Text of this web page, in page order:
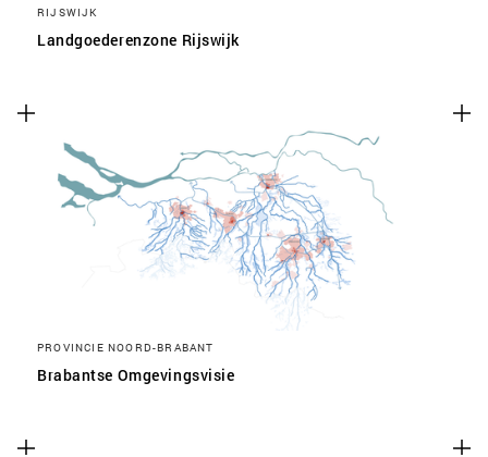
RIJSWIJK
Landgoederenzone Rijswijk
PROVINCIE NOORD-BRABANT
Brabantse Omgevingsvisie